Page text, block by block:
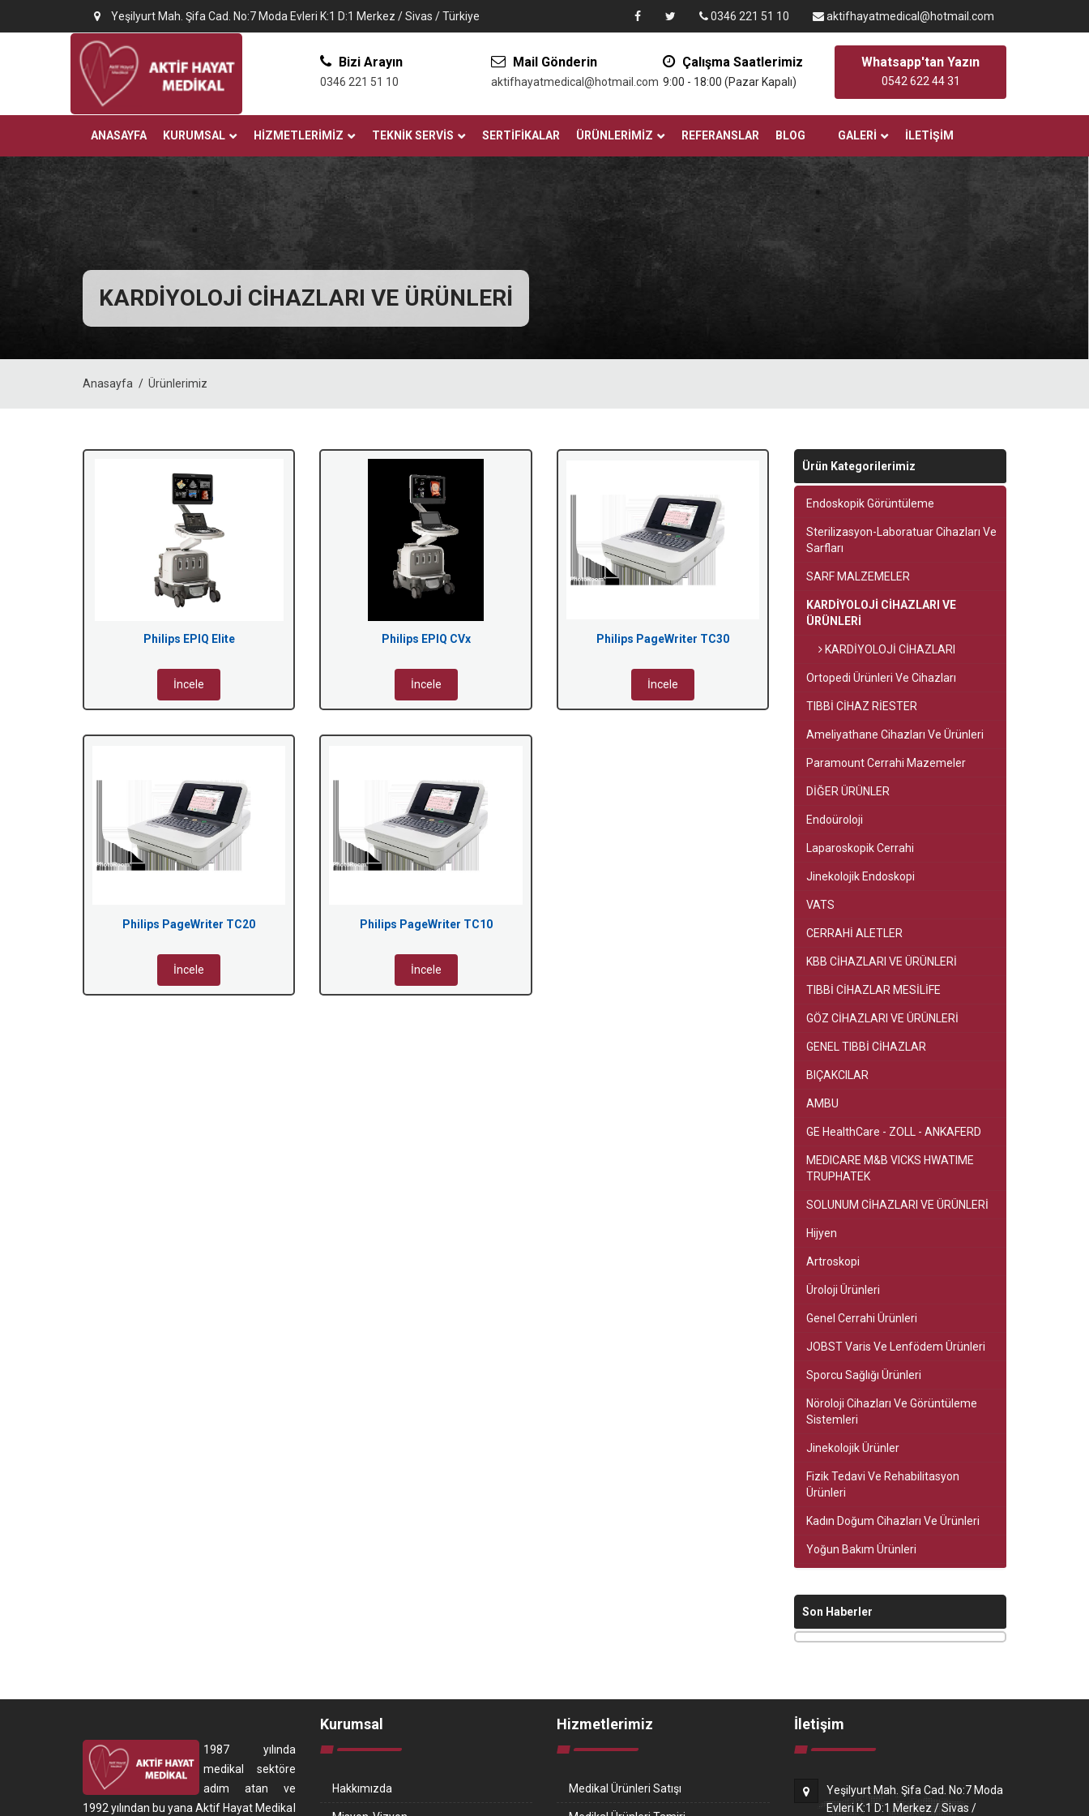
Yeşilyurt Mah. Şifa Cad. No:7 Moda Evleri K:1 D:1 Merkez / Sivas / Türkiye 0346 221 51 10 aktifhayatmedical@hotmail.com
Bizi Arayın
0346 221 51 10
Mail Gönderin
aktifhayatmedical@hotmail.com
Çalışma Saatlerimiz
9:00 - 18:00 (Pazar Kapalı)
Whatsapp'tan Yazın
0542 622 44 31
ANASAYFA KURUMSAL HIZMETLERIMIZ TEKNIK SERVIS SERTIFIKALAR ÜRÜNLERIMIZ REFERANSLAR BLOG GALERI İLETIŞIM
KARDİYOLOJİ CİHAZLARI VE ÜRÜNLERİ
Anasayfa Ürünlerimiz
Philips EPIQ Elite
İncele
Philips EPIQ CVx
İncele
Philips PageWriter TC30
İncele
Philips PageWriter TC20
İncele
Philips PageWriter TC10
İncele
Ürün Kategorilerimiz
Endoskopik Görüntüleme
Sterilizasyon-Laboratuar Cihazları Ve
Sarfları
SARF MALZEMELER
KARDİYOLOJİ CİHAZLARI VE
ÜRÜNLERİ
KARDİYOLOJİ CİHAZLARI
Ortopedi Ürünleri Ve Cihazları
TIBBİ CİHAZ RİESTER
Ameliyathane Cihazları Ve Ürünleri
Paramount Cerrahi Mazemeler
DİĞER ÜRÜNLER
Endoüroloji
Laparoskopik Cerrahi
Jinekolojik Endoskopi
VATS
CERRAHİ ALETLER
KBB CİHAZLARI VE ÜRÜNLERİ
TIBBİ CİHAZLAR MESİLİFE
GÖZ CİHAZLARI VE ÜRÜNLERİ
GENEL TIBBİ CİHAZLAR
BIÇAKCILAR
AMBU
GE HealthCare - ZOLL - ANKAFERD
MEDICARE M&B VICKS HWATIME
TRUPHATEK
SOLUNUM CİHAZLARI VE ÜRÜNLERİ
Hijyen
Artroskopi
Üroloji Ürünleri
Genel Cerrahi Ürünleri
JOBST Varis Ve Lenfödem Ürünleri
Sporcu Sağlığı Ürünleri
Nöroloji Cihazları Ve Görüntüleme
Sistemleri
Jinekolojik Ürünler
Fizik Tedavi Ve Rehabilitasyon
Ürünleri
Kadın Doğum Cihazları Ve Ürünleri
Yoğun Bakım Ürünleri
Son Haberler
1987 yılında
medikal sektöre
adım atan ve
1992 yılından bu yana Aktif Hayat Medikal
Kurumsal
Hakkımızda
Hizmetlerimiz
Medikal Ürünleri Satışı
İletişim
Yeşilyurt Mah. Şifa Cad. No:7 Moda
Evleri K:1 D:1 Merkez / Sivas /